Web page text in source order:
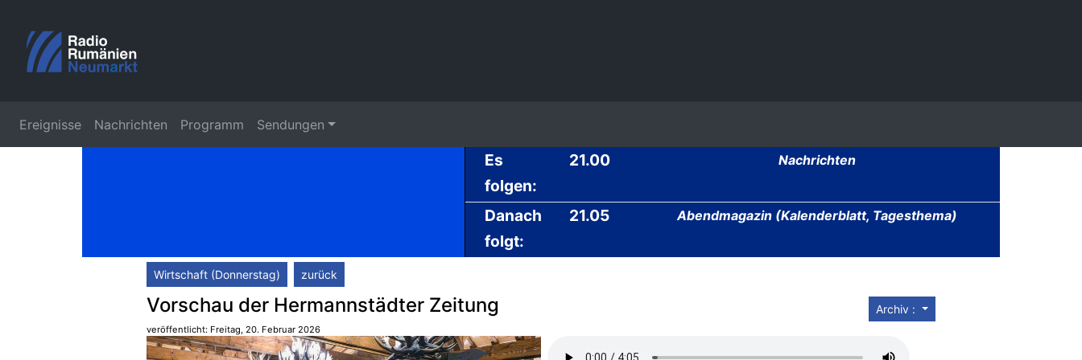
Ereignisse Nachrichten Programm Sendungen
Es
folgen:
21.00 Nachrichten
Danach
folgt:
21.05 Abendmagazin (Kalenderblatt, Tagesthema)
Wirtschaft (Donnerstag) zurück
Archiv :
Vorschau der Hermannstädter Zeitung
veröffentlicht: Freitag, 20. Februar 2026